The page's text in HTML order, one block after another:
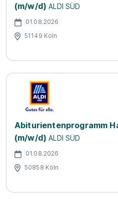
(m/w/d) ALDI SÜD
01.08.2026
51149 Köln
Abiturientenprogramm
(m/w/d) ALDI SÜD
01.08.2026
50858 Köln